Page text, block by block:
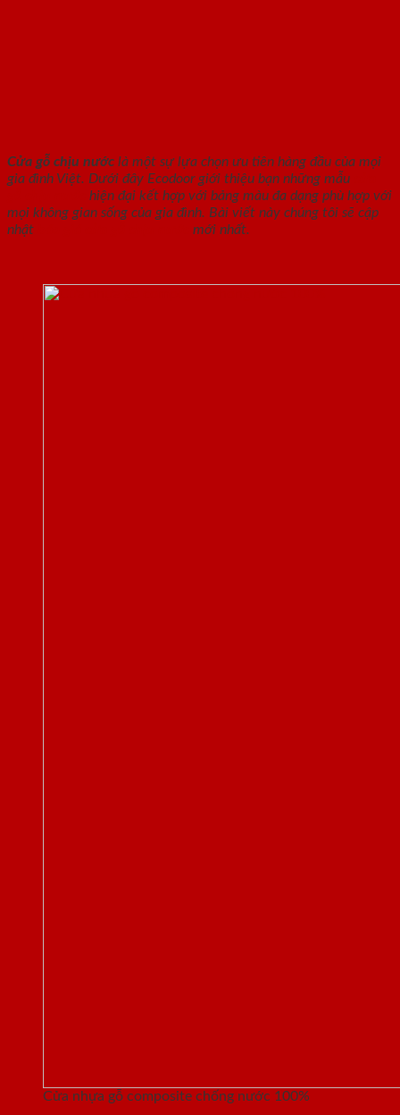
Cửa gỗ chịu nước là một sự lựa chọn ưu tiên hàng đầu của mọi
gia đình Việt. Dưới đây Ecodoor giới thiệu bạn những mẫu
hiện đại kết hợp với bảng màu đa dạng phù hợp với
mọi không gian sống của gia đình. Bài viết này chúng tôi sẽ cập
nhật
mới nhất.
Cửa nhựa gỗ composite chống nước 100%